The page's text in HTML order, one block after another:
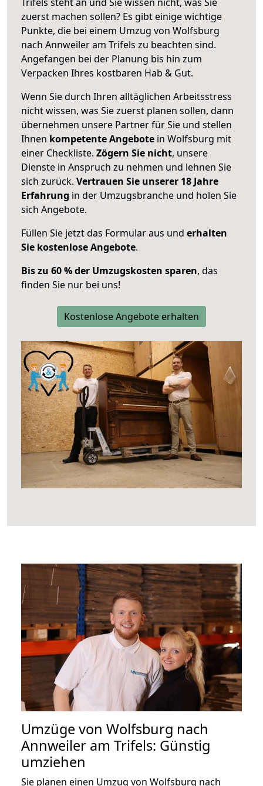
zuerst machen sollen? Es gibt einige wichtige
Punkte, die bei einem Umzug von Wolfsburg
nach Annweiler am Trifels zu beachten sind.
Angefangen bei der Planung bis hin zum
Verpacken Ihres kostbaren Hab & Gut.
Wenn Sie durch Ihren alltäglichen Arbeitsstress
nicht wissen, was Sie zuerst planen sollen, dann
übernehmen unsere Partner für Sie und stellen
Ihnen kompetente Angebote in Wolfsburg mit
einer Checkliste. Zögern Sie nicht, unsere
Dienste in Anspruch zu nehmen und lehnen Sie
sich zurück. Vertrauen Sie unserer 18 Jahre
Erfahrung in der Umzugsbranche und holen Sie
sich Angebote.
Füllen Sie jetzt das Formular aus und erhalten
Sie kostenlose Angebote.
Bis zu 60 % der Umzugskosten sparen, das
finden Sie nur bei uns!
Kostenlose Angebote erhalten
Umzüge von Wolfsburg nach
Annweiler am Trifels: Günstig
umziehen
Sie planen einen Umzug von Wolfsburg nach